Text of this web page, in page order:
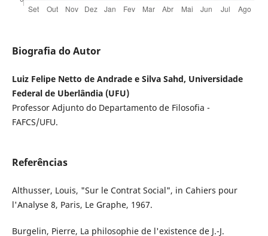
Biografia do Autor
Luiz Felipe Netto de Andrade e Silva Sahd, Universidade
Federal de Uberlândia (UFU)
Professor Adjunto do Departamento de Filosofia -
FAFCS/UFU.
Referências
Althusser, Louis, "Sur le Contrat Social", in Cahiers pour
l'Analyse 8, Paris, Le Graphe, 1967.
Burgelin, Pierre, La philosophie de l'existence de J.-J.